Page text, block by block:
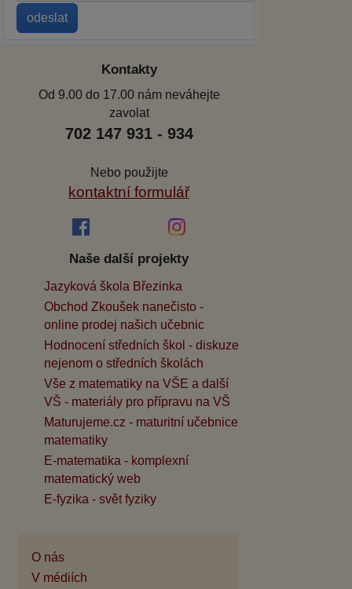
Kontakty
Od 9.00 do 17.00 nám neváhejte
zavolat
702 147 931 - 934
Nebo použijte
kontaktní formulář
Naše další projekty
Jazyková škola Březinka
Obchod Zkoušek nanečisto -
online prodej našich učebnic
Hodnocení středních škol - diskuze
nejenom o středních školách
Vše z matematiky na VŠE a další
VŠ - materiály pro přípravu na VŠ
Maturujeme.cz - maturitní učebnice
matematiky
E-matematika - komplexní
matematický web
E-fyzika - svět fyziky
O nás
V médiích